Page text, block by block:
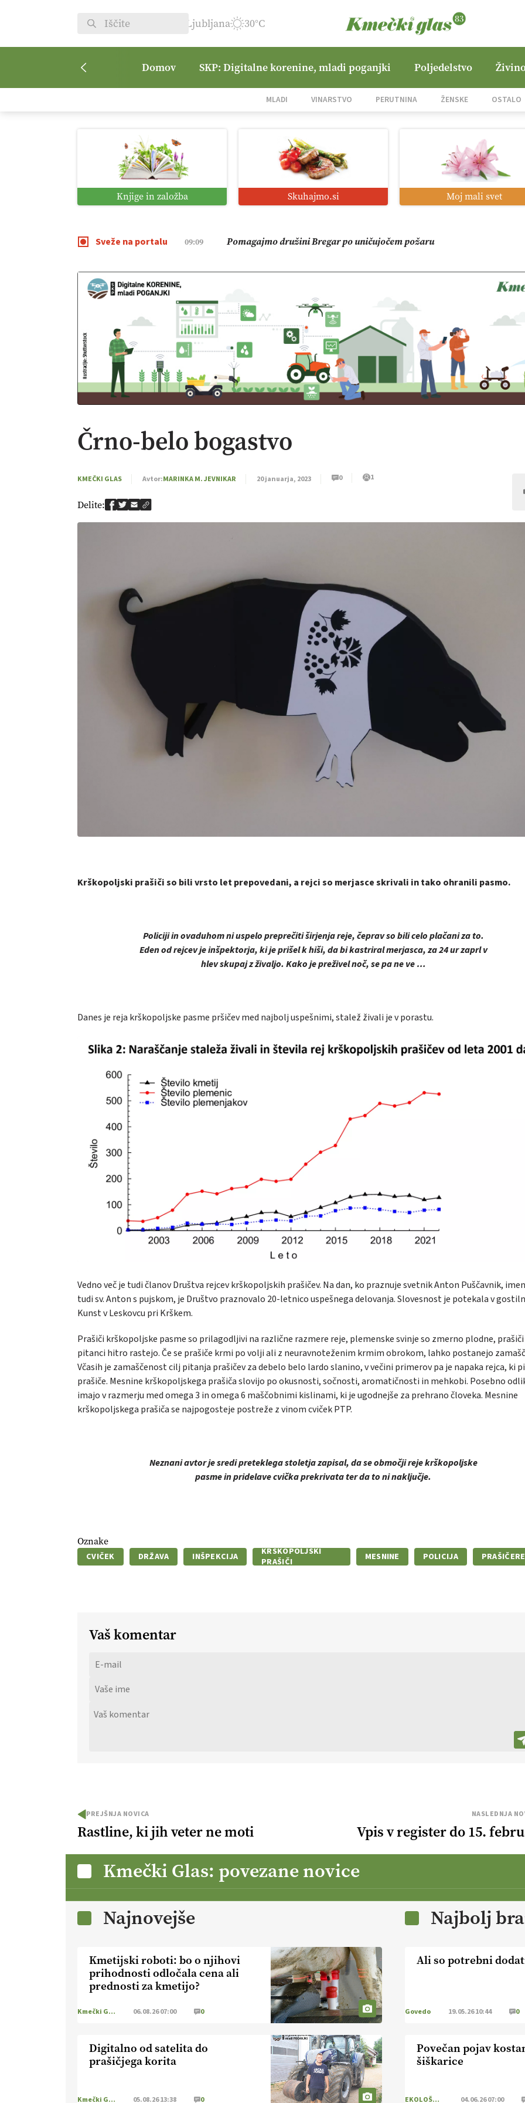
Ljubljana 30°C
Domov SKP: Digitalne korenine, mladi poganjki Poljedelstvo
MLADI VINARSTVO PERUTNINA ŽENSKE OSTALO
Knjige in založba Skuhajmo.si Moj mali svet
Sveže na portalu
08:50 Vrt Dvorjane Hills
01:38 Digitalno od satelita do prašičjega korita
12:11 Digitalizacija z GPS navigacijo in avtonomnimi sistemi
09:09 Pomagajmo družini Bregar po uničujočem požaru
Črno-belo bogastvo
KMEČKI GLAS Avtor:MARINKA M. JEVNIKAR 20 januarja, 2023 0 1
Delite:
Krškopoljski prašiči so bili vrsto let prepovedani, a rejci so merjasce skrivali in tako ohranili pasmo.
Policiji in ovaduhom ni uspelo preprečiti širjenja reje, čeprav so bili celo plačani za to.
Eden od rejcev je inšpektorja, ki je prišel k hiši, da bi kastriral merjasca, za 24 ur zaprl v
hlev skupaj z živaljo. Kako je preživel noč, se pa ne ve …
Danes je reja krškopoljske pasme pršičev med najbolj uspešnimi, stalež živali je v porastu.
Vedno več je tudi članov Društva rejcev krškopoljskih prašičev. Na dan, ko praznuje svetnik Anton Puščavnik,
tudi sv. Anton s pujskom, je Društvo praznovalo 20-letnico uspešnega delovanja. Slovesnost je potekala v
Kunst v Leskovcu pri Krškem.
Prašiči krškopoljske pasmeso prilagodljivi na različne razmere reje, plemenske svinje so zmerno plodne, prašiči
pitanci hitro rastejo. Če se prašiče krmi po volji ali z neuravnoteženim krmim obrokom, lahko postanejo
Včasih je zamaščenost cilj pitanja prašičev za debelo belo lardo slanino, v večini primerov pa je napaka rejca, ki
prašiče. Mesnine krškopoljskega prašiča slovijo po okusnosti, sočnosti, aromatičnosti in mehkobi. Posebno
imajo v razmerju med omega 3 in omega 6 maščobnimi kislinami, ki je ugodnejše za prehrano človeka. Mesnine
krškopoljskega prašiča se najpogosteje postreže z vinom cviček PTP.
Neznani avtor je sredi preteklega stoletja zapisal, da se območji reje krškopoljske
pasme in pridelave cvička prekrivata ter da to ni naključje.
Oznake
CVIČEK DRŽAVA INŠPEKCIJA
KRŠKOPOLJSKI
PRAŠIČI
MESNINE POLICIJA
Vaš komentar
PREJŠNJA NOVICA
Rastline, ki jih veter ne moti
NASLEDNJA
Vpis v register do 15.
Kmečki Glas: povezane novice
Najnovejše
Kmetijski roboti: bo o njihovi
prihodnosti odločala cena ali
prednosti za kmetijo?
Kmečki Glas 06.08.26 07:00 0
Digitalno od satelita do
prašičjega korita
Kmečki Glas 05.08.26 13:38 0
Najbolj
Ali so potrebni
Govedo 19.05.26 10:44 0
Povečan pojav
šiškarice
EKOLOŠKO LOGIČNO 04.06.26 07:00